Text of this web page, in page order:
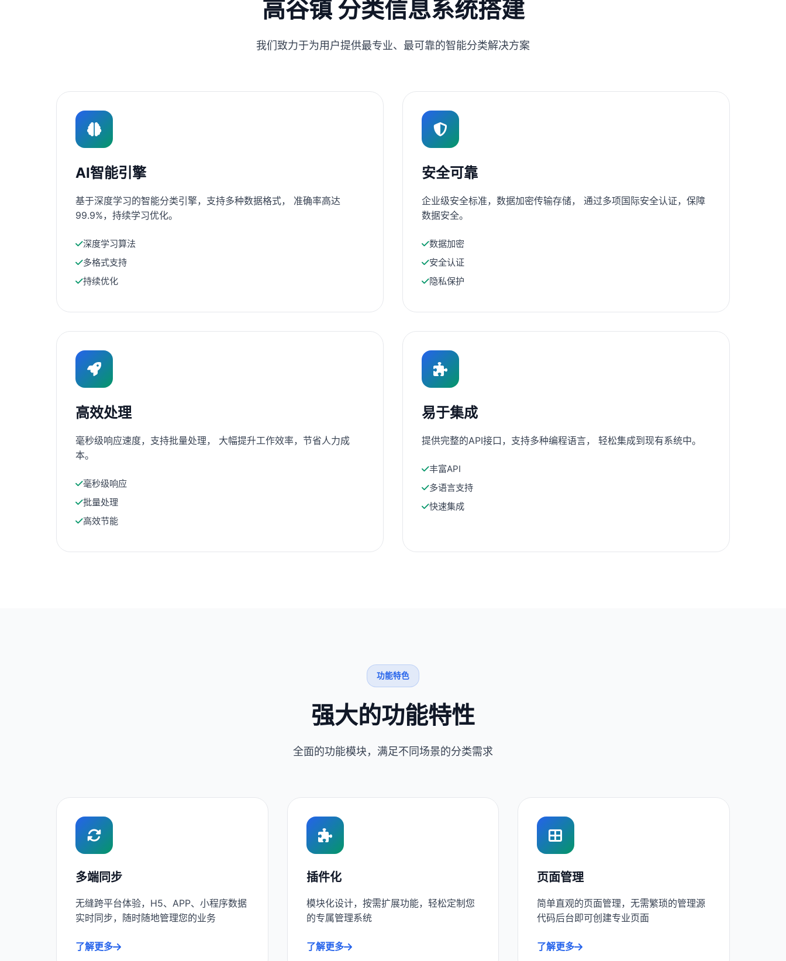
高谷镇 分类信息系统搭建
我们致力于为用户提供最专业、最可靠的智能分类解决方案
AI智能引擎
基于深度学习的智能分类引擎，支持多种数据格式， 准确率高达
99.9%，持续学习优化。
深度学习算法
多格式支持
持续优化
安全可靠
企业级安全标准，数据加密传输存储， 通过多项国际安全认证，保障
数据安全。
数据加密
安全认证
隐私保护
高效处理
毫秒级响应速度，支持批量处理， 大幅提升工作效率，节省人力成
本。
毫秒级响应
批量处理
高效节能
易于集成
提供完整的API接口，支持多种编程语言， 轻松集成到现有系统中。
丰富API
多语言支持
快速集成
功能特色
强大的功能特性
全面的功能模块，满足不同场景的分类需求
多端同步
无缝跨平台体验，H5、APP、小程序数据
实时同步，随时随地管理您的业务
了解更多
插件化
模块化设计，按需扩展功能，轻松定制您
的专属管理系统
了解更多
页面管理
简单直观的页面管理，无需繁琐的管理源
代码后台即可创建专业页面
了解更多